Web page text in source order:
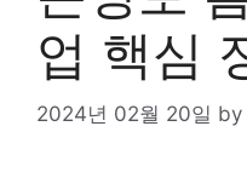
업 핵심
2024년 02월 20일 by